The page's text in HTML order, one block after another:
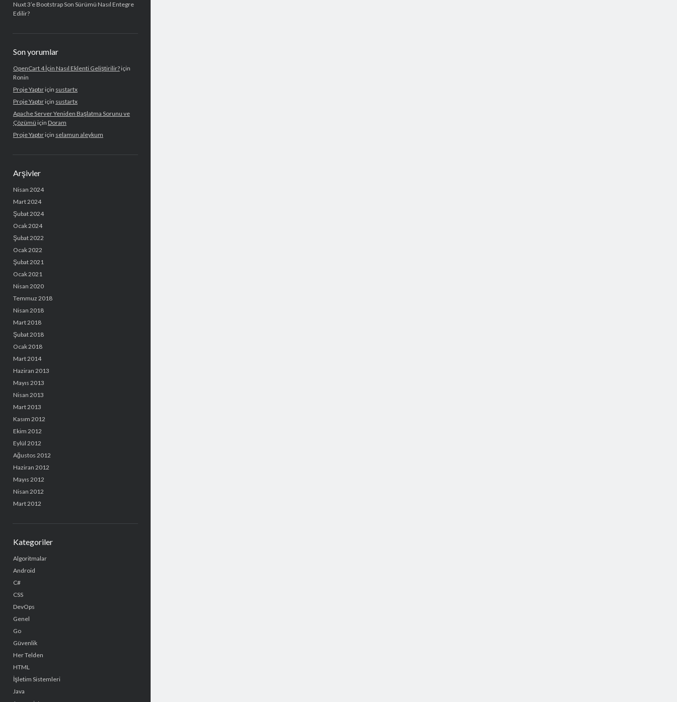
Nuxt 3’e Bootstrap Son Sürümü Nasıl Entegre
Edilir?
Son yorumlar
OpenCart 4 İçin Nasıl Eklenti Geliştirilir?için
Ronin
Proje Yaptıriçin sustartx
Proje Yaptıriçin sustartx
Apache Server Yeniden Başlatma Sorunu ve
Çözümü için Doram
Proje Yaptıriçin selamun aleykum
Arşivler
Nisan 2024
Mart 2024
Şubat 2024
Ocak 2024
Şubat 2022
Ocak 2022
Şubat 2021
Ocak 2021
Nisan 2020
Temmuz 2018
Nisan 2018
Mart 2018
Şubat 2018
Ocak 2018
Mart 2014
Haziran 2013
Mayıs 2013
Nisan 2013
Mart 2013
Kasım 2012
Ekim 2012
Eylül 2012
Ağustos 2012
Haziran 2012
Mayıs 2012
Nisan 2012
Mart 2012
Kategoriler
Algoritmalar
Android
C#
CSS
DevOps
Genel
Go
Güvenlik
Her Telden
HTML
İşletim Sistemleri
Java